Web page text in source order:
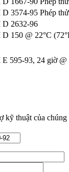
3574-95 Phép
2632-96
150 @ 22°C
595-93, 24 giờ @
kỹ thuật của